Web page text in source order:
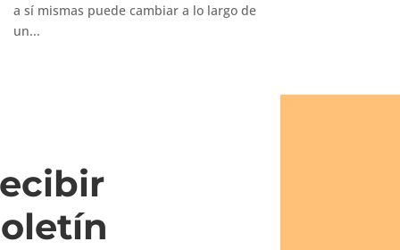
a sí mismas puede cambiar a lo largo de
un...